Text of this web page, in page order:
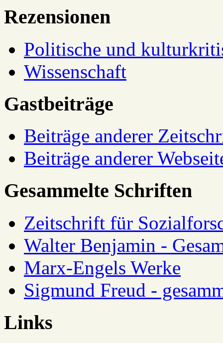
Rezensionen
Politische und
Wissenschaft
Gastbeiträge
Beiträge anderer
Beiträge anderer
Gesammelte Schriften
Zeitschrift für
Walter Benjamin -
Marx-Engels Werke
Sigmund Freud -
Links